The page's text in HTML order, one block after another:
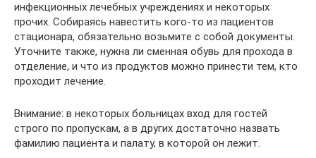
инфекционных лечебных учреждениях и некоторых
прочих. Собираясь навестить кого-то из пациентов
стационара, обязательно возьмите с собой документы.
Уточните также, нужна ли сменная обувь для прохода в
отделение, и что из продуктов можно принести тем, кто
проходит лечение.
Внимание: в некоторых больницах вход для гостей
строго по пропускам, а в других достаточно назвать
фамилию пациента и палату, в которой он лежит.